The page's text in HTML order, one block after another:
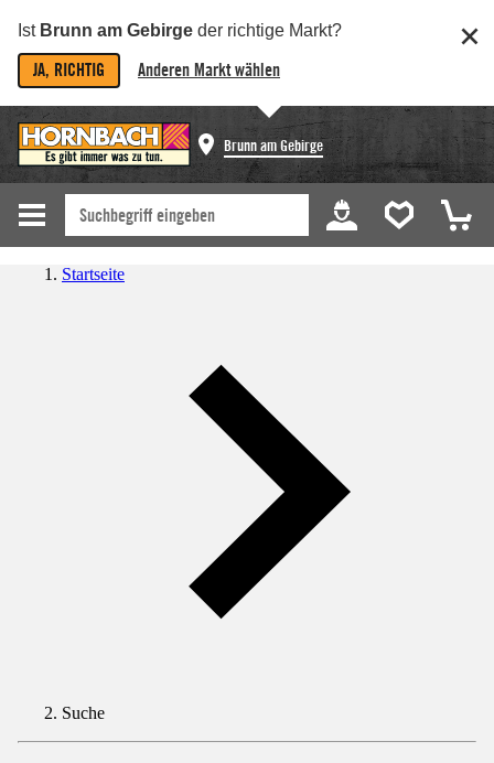
Ist Brunn am Gebirge der richtige Markt?
JA, RICHTIG Anderen Markt wählen
Brunn am Gebirge
Startseite
Suche